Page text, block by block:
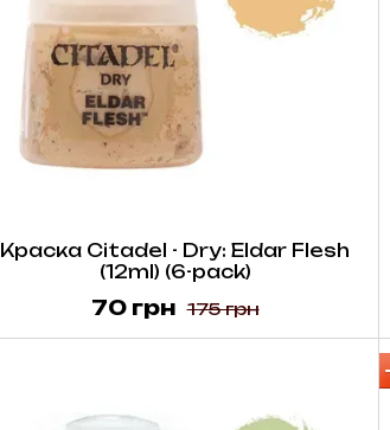
Краска Citadel - Dry: Eldar Flesh
(12ml) (6-pack)
175 грн
70 грн